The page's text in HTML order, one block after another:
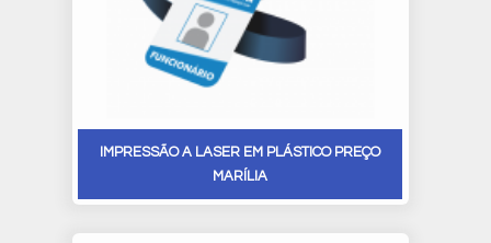
IMPRESSÃO A LASER EM PLÁSTICO PREÇO
MARÍLIA